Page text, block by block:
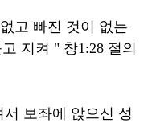
고 빠진 것이 없는
지켜 " 창1:28 절의
보좌에 앉으신 성